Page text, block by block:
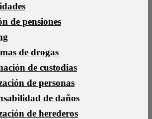
de pensiones
de drogas
de custodias
de personas
de daños
de herederos